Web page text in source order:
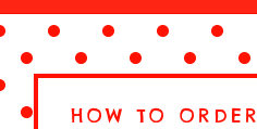
HOW TO ORDER